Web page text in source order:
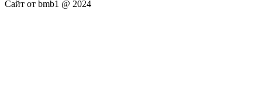
Сайт от bmb1 @ 2024